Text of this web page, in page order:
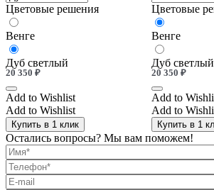
Цветовые решения
Венге
Дуб светлый
20 350 ₽
Add to Wishlist
Add to Wishlist
Купить в 1 клик
Цветовые
Венге
Дуб светлый
20 350 ₽
Add to
Add to
Купить в 1
Остались вопросы? Мы вам поможем!